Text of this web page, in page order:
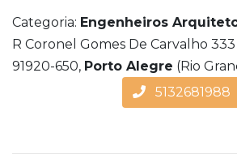
Categoria: Engenheiros
R Coronel Gomes De Carvalho 333
91920-650, Porto Alegre (Rio
5132681988